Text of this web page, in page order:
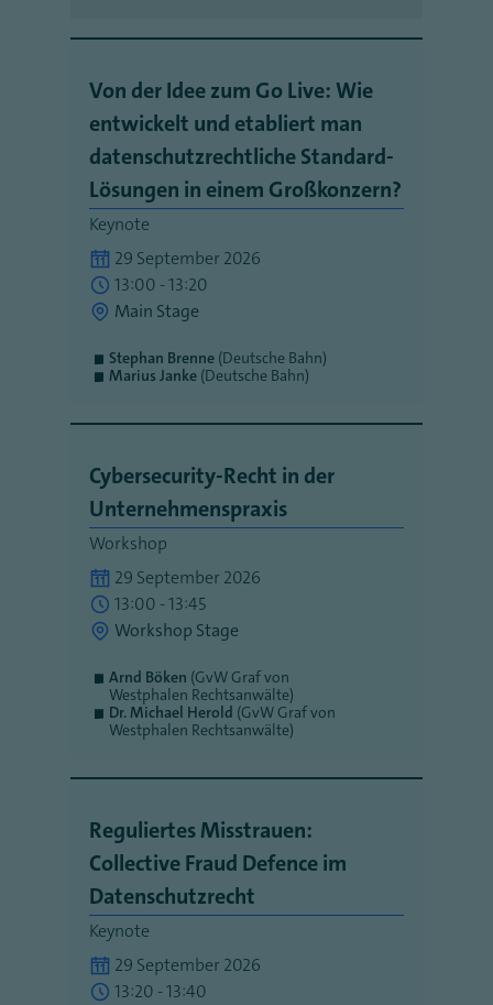
Von der Idee zum Go Live: Wie
entwickelt und etabliert man
datenschutzrechtliche Standard-
Lösungen in einem Großkonzern?
Keynote
29 September 2026
13:00 - 13:20
Main Stage
Stephan Brenne (Deutsche Bahn)
Marius Janke (Deutsche Bahn)
Cybersecurity-Recht in der
Unternehmenspraxis
Workshop
29 September 2026
13:00 - 13:45
Workshop Stage
Arnd Böken (GvW Graf von
Westphalen Rechtsanwälte)
Dr. Michael Herold (GvW Graf von
Westphalen Rechtsanwälte)
Reguliertes Misstrauen:
Collective Fraud Defence im
Datenschutzrecht
Keynote
29 September 2026
13:20 - 13:40